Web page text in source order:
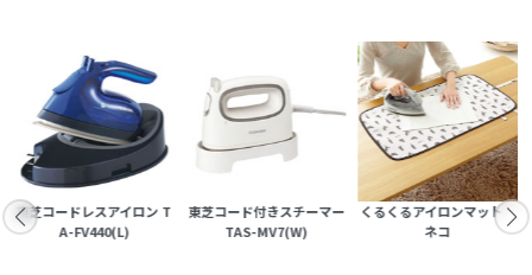
東芝コードレスアイロン T
A-FV440(L)
東芝コード付きスチーマー
TAS-MV7(W)
くるくるアイロンマット
ネコ